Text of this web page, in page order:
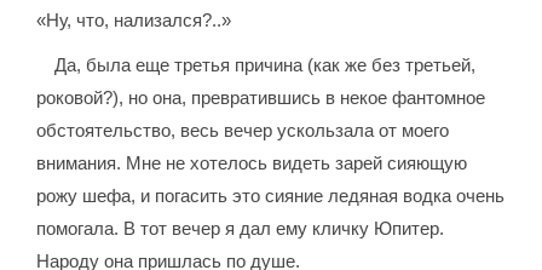
«Ну, что, нализался?..»
Да, была еще третья причина (как же без третьей,
роковой?), но она, превратившись в некое фантомное
обстоятельство, весь вечер ускользала от моего
внимания. Мне не хотелось видеть зарей сияющую
рожу шефа, и погасить это сияние ледяная водка очень
помогала. В тот вечер я дал ему кличку Юпитер.
Народу она пришлась по душе.